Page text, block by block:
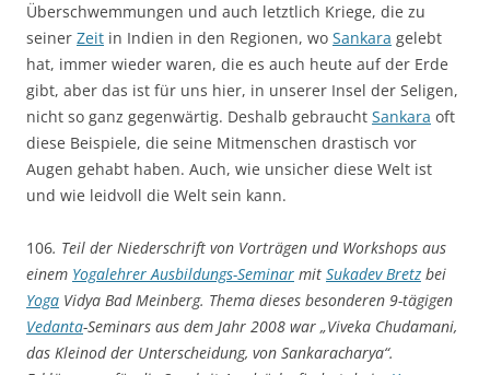
Überschwemmungen und auch letztlich Kriege, die zu
seiner Zeit in Indien in den Regionen, wo Sankara gelebt
hat, immer wieder waren, die es auch heute auf der Erde
gibt, aber das ist für uns hier, in unserer Insel der Seligen,
nicht so ganz gegenwärtig. Deshalb gebraucht Sankara oft
diese Beispiele, die seine Mitmenschen drastisch vor
Augen gehabt haben. Auch, wie unsicher diese Welt ist
und wie leidvoll die Welt sein kann.
106. Teil der Niederschrift von Vorträgen und Workshops aus
einem Yogalehrer Ausbildungs-Seminar mit Sukadev Bretz bei
Yoga Vidya Bad Meinberg. Thema dieses besonderen 9-tägigen
Vedanta-Seminars aus dem Jahr 2008 war „Viveka Chudamani,
das Kleinod der Unterscheidung, von Sankaracharya“.